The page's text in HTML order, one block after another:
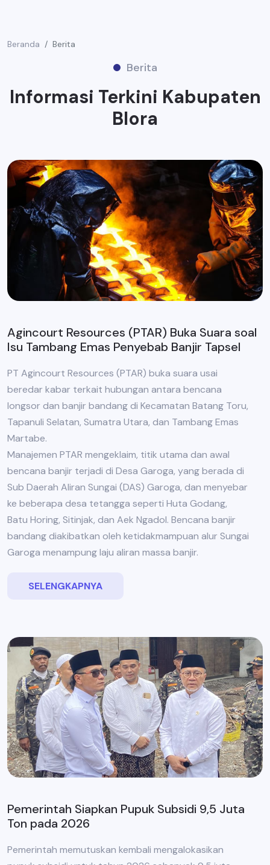
Beranda Berita
Berita
Informasi Terkini Kabupaten
Blora
Agincourt Resources (PTAR) Buka Suara soal
Isu Tambang Emas Penyebab Banjir Tapsel
PT Agincourt Resources (PTAR) buka suara usai
beredar kabar terkait hubungan antara bencana
longsor dan banjir bandang di Kecamatan Batang Toru,
Tapanuli Selatan, Sumatra Utara, dan Tambang Emas
Martabe.
Manajemen PTAR mengeklaim, titik utama dan awal
bencana banjir terjadi di Desa Garoga, yang berada di
Sub Daerah Aliran Sungai (DAS) Garoga, dan menyebar
ke beberapa desa tetangga seperti Huta Godang,
Batu Horing, Sitinjak, dan Aek Ngadol. Bencana banjir
bandang diakibatkan oleh ketidakmampuan alur Sungai
Garoga menampung laju aliran massa banjir.
SELENGKAPNYA
Pemerintah Siapkan Pupuk Subsidi 9,5 Juta
Ton pada 2026
Pemerintah memutuskan kembali mengalokasikan